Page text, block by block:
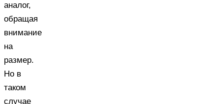
аналог,
обращая
внимание
на
размер.
Но в
таком
случае